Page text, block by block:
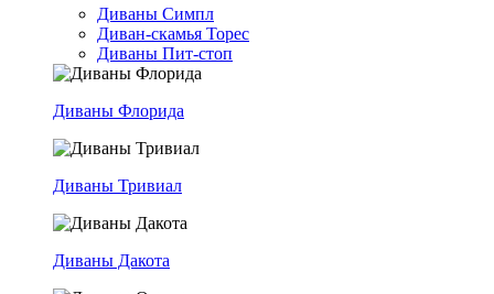
Диваны Симпл
Диван-скамья Торес
Диваны Пит-стоп
Диваны Флорида
Диваны Тривиал
Диваны Дакота